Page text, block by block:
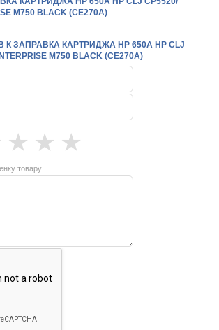
M750 BLACK (CE270A)
ЗАПРАВКА КАРТРИДЖА HP 650A HP CLJ
M750 BLACK (CE270A)
★
★
★
товару